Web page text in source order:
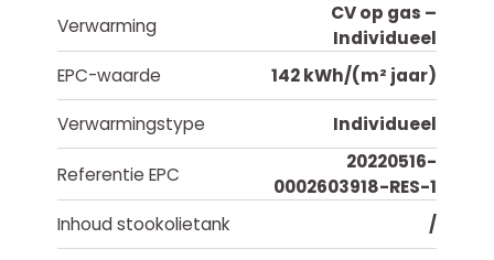
Verwarming
CV op gas –
Individueel
EPC-waarde
142 kWh/(m² jaar)
Verwarmingstype Individueel
Referentie EPC
20220516-
0002603918-RES-1
Inhoud stookolietank
/